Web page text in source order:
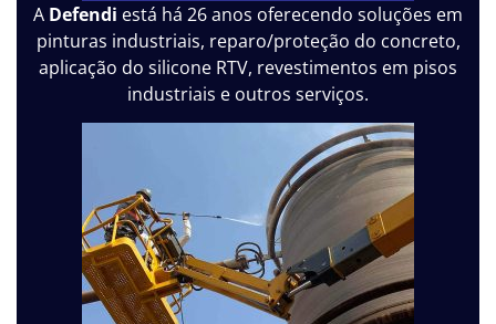
A Defendi está há 26 anos oferecendo soluções em
pinturas industriais, reparo/proteção do concreto,
aplicação do silicone RTV, revestimentos em pisos
industriais e outros serviços.